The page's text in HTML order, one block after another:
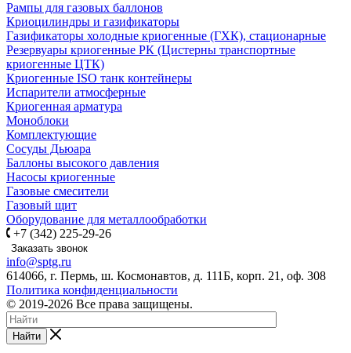
Рампы для газовых баллонов
Криоцилиндры и газификаторы
Газификаторы холодные криогенные (ГХК), стационарные
Резервуары криогенные РК (Цистерны транспортные
криогенные ЦТК)
Криогенные ISO танк контейнеры
Испарители атмосферные
Криогенная арматура
Моноблоки
Комплектующие
Сосуды Дьюара
Баллоны высокого давления
Насосы криогенные
Газовые смесители
Газовый щит
Оборудование для металлообработки
+7 (342) 225-29-26
Заказать звонок
info@sptg.ru
614066, г. Пермь, ш. Космонавтов, д. 111Б, корп. 21, оф. 308
Политика конфиденциальности
© 2019-2026 Все права защищены.
Найти